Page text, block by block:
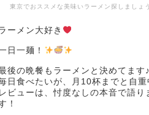
東京でおススメな美味いラーメン探しましょ
ーメン大好き
日一麺！
後の晩餐もラーメンと決めてます♪
日食べたいが、月10杯までと自重
レビューは、忖度なしの本音で語り
！